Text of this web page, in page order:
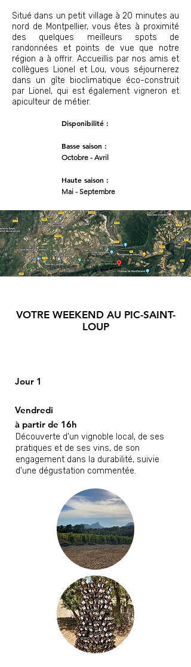
Situé dans un petit village à 20 minutes au
nord de Montpellier, vous êtes à proximité
des quelques meilleurs spots de
randonnées et points de vue que notre
région a à offrir. Accueillis par nos amis et
collègues Lionel et Lou, vous séjournerez
dans un gîte bioclimatique éco-construit
par Lionel, qui est également vigneron et
apiculteur de métier.
Disponibilité :
Basse saison :
Octobre - Avril
Haute saison :
Mai - Septembre
Jour 1
Vendredi
à partir de 16h
Découverte d'un vignoble local, de ses
pratiques et de ses vins, de son
engagement dans la durabilité, suivie
d'une dégustation commentée.
VOTRE WEEKEND AU PIC-SAINT-
LOUP